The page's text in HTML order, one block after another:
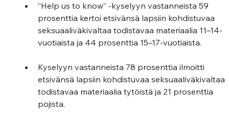
“Help us to know” -kyselyyn vastanneista 59
prosenttia kertoi etsivänsä lapsiin kohdistuvaa
seksuaaliväkivaltaa todistavaa materiaalia 11–14-
vuotiaista ja 44 prosenttia 15–17-vuotiaista.
Kyselyyn vastanneista 78 prosenttia ilmoitti
etsivänsä lapsiin kohdistuvaa seksuaaliväkivaltaa
todistavaa materiaalia tytöistä ja 21 prosenttia
pojista.